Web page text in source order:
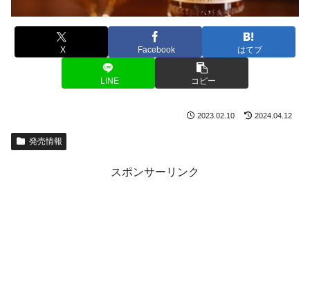
X Facebook はてブ
LINE コピー
2023.02.10 2024.04.12
発売情報
スポンサーリンク